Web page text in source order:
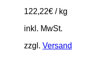
122,22€ / kg
inkl. MwSt.
zzgl. Versand